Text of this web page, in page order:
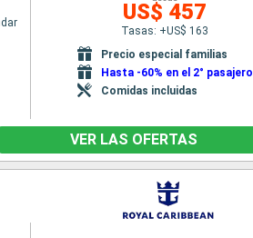
US$ 457
Tasas: +US$ 163
Precio especial familias
Hasta -60% en el 2° pasajero
Comidas incluidas
VER LAS OFERTAS